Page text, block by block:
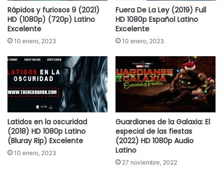
Rápidos y furiosos 9 (2021)
HD (1080p) (720p) Latino
Excelente
10 enero, 2023
Fuera De La Ley (2019) Full
HD 1080p Español Latino
Excelente
10 enero, 2023
Latidos en la oscuridad
(2018) HD 1080p Latino
(Bluray Rip) Excelente
10 enero, 2023
Guardianes de la Galaxia: El
especial de las fiestas
(2022) HD 1080p Audio
Latino
27 noviembre, 2022